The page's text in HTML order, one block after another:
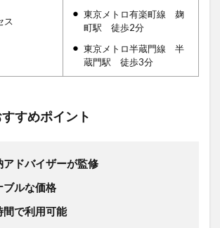
ス
東京メトロ有楽町線 麹
町駅 徒歩2分
東京メトロ半蔵門線 半
蔵門駅 徒歩3分
すめポイント
アドバイザーが監修
ブルな価格
間で利用可能